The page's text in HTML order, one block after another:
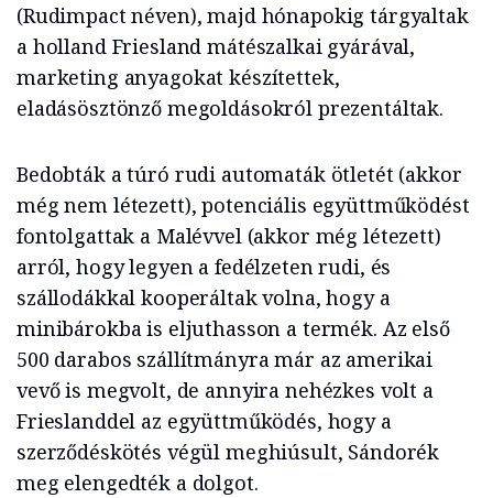
(Rudimpact néven), majd hónapokig tárgyaltak
a holland Friesland mátészalkai gyárával,
marketing anyagokat készítettek,
eladásösztönző megoldásokról prezentáltak.
Bedobták a túró rudi automaták ötletét (akkor
még nem létezett), potenciális együttműködést
fontolgattak a Malévvel (akkor még létezett)
arról, hogy legyen a fedélzeten rudi, és
szállodákkal kooperáltak volna, hogy a
minibárokba is eljuthasson a termék. Az első
500 darabos szállítmányra már az amerikai
vevő is megvolt, de annyira nehézkes volt a
Frieslanddel az együttműködés, hogy a
szerződéskötés végül meghiúsult, Sándorék
meg elengedték a dolgot.